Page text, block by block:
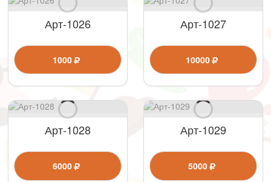
Арт-1026
1000
Арт-1027
10000
Арт-1028
6000
Арт-1029
5000